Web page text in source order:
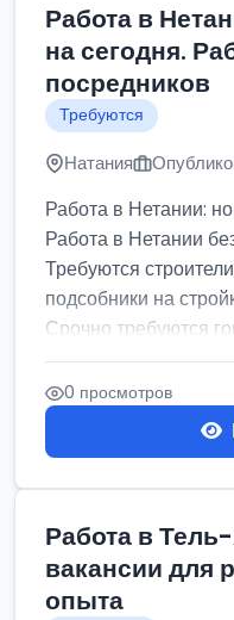
Работа в
на сегодня.
посредников
Требуются
Натания
Работа в Нетании:
Работа в Нетании
Требуются
подсобники на
Срочно требуются
0 просмотров
Работа в
вакансии для
опыта